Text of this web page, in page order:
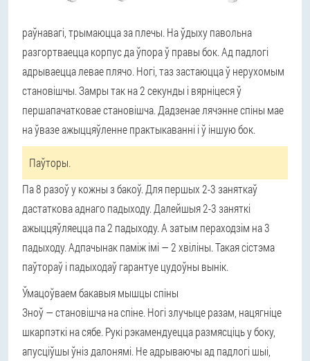
раўнавагі, трымаюцца за плечы. На ўдыху павольна
разгортваецца корпус да ўпора ў правы бок. Ад падлогі
адрываецца левае плячо. Ногі, таз застаюцца ў нерухомым
становішчы. Замры так на 2 секунды і вярніцеся ў
першапачатковае становішча. Дадзенае лячэнне спіны мае
на ўвазе ажыццяўленне практыкаванні і ў іншую бок.
Паўторы.
Па 8 разоў у кожны з бакоў. Для першых 2-3 заняткаў
дастаткова аднаго падыходу. Далейшыя 2-3 заняткі
ажыццяўляецца па 2 падыходу. А затым пераходзім на 3
падыходу. Адпачынак паміж імі — 2 хвіліны. Такая сістэма
паўтораў і падыходаў гарантуе цудоўны вынік.
Ўмацоўваем бакавыя мышцы спіны
Зноў — становішча на спіне. Ногі злучыце разам, нацягніце
шкарпэткі на сябе. Рукі рэкамендуецца размясціць у боку,
апусціўшы ўніз далонямі. Не адрываючы ад падлогі шыі,